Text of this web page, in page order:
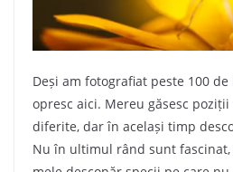
Deși am fotografiat peste 100
opresc aici. Mereu găsesc
diferite, dar în același timp
Nu în ultimul rând sunt